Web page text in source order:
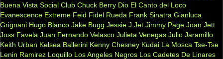
Buena Vista Social Club Chuck Berry Dio El Canto del Loco
Evanescence Extreme Feid Fidel Rueda Frank Sinatra Gianluca
Grignani Hugo Blanco Jake Bugg Jessie J Jet Jimmy Page Joan Jett
Joss Favela Juan Fernando Velasco Julieta Venegas Julio Jaramillo
Keith Urban Kelsea Ballerini Kenny Chesney Kudai La Mosca Tse-Tse
Lenin Ramirez Loquillo Los Angeles Negros Los Cadetes De Linares